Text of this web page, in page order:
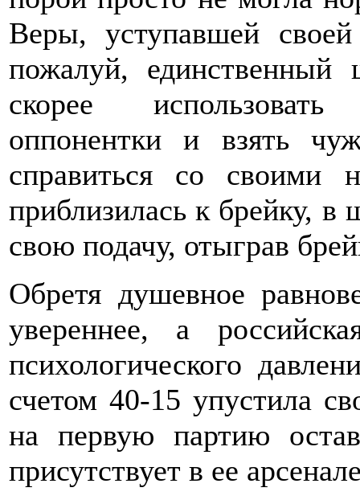
Веры, уступавшей
пожалуй,
скорее использовать
оппонентки и взять
справиться со своими
приблизилась к брейку, в
свою подачу, отыграв
Обретя душевное
увереннее, а
психологического
счетом 40-15 упустила
на первую партию
присутствует в ее